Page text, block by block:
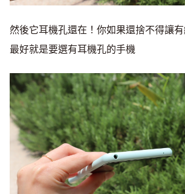
然後它耳機孔還在！你如果還捨不得讓
最好就是要選有耳機孔的手機